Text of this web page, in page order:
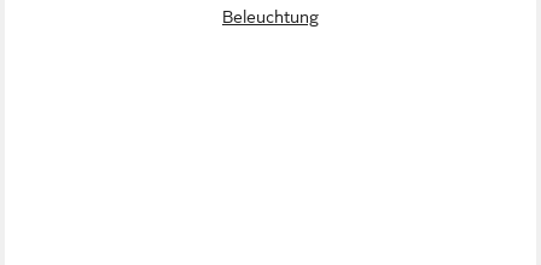
Beleuchtung